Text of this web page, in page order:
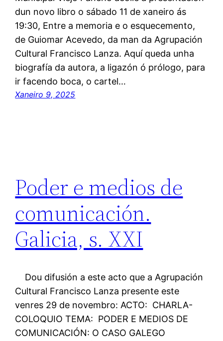
dun novo libro o sábado 11 de xaneiro ás
19:30, Entre a memoria e o esquecemento,
de Guiomar Acevedo, da man da Agrupación
Cultural Francisco Lanza. Aquí queda unha
biografía da autora, a ligazón ó prólogo, para
ir facendo boca, o cartel…
Xaneiro 9, 2025
Poder e medios de
comunicación.
Galicia, s. XXI
Dou difusión a este acto que a Agrupación
Cultural Francisco Lanza presente este
venres 29 de novembro: ACTO: CHARLA-
COLOQUIO TEMA: PODER E MEDIOS DE
COMUNICACIÓN: O CASO GALEGO